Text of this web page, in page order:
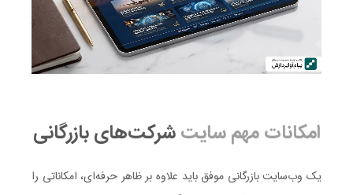
امکانات مهم سایتشرکت‌های بازرگانی
یک وب‌سایت بازرگانی موفق باید علاوه بر ظاهر حرفه‌ای، امکاناتی را